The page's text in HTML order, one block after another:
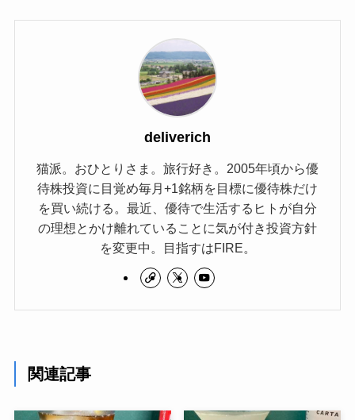
deliverich
猫派。おひとりさま。旅行好き。2005年頃から優
待株投資に目覚め毎月+1銘柄を目標に優待株だけ
を買い続ける。最近、優待で生活するヒトが自分
の理想とかけ離れていることに気が付き投資方針
を変更中。目指すはFIRE。
関連記事